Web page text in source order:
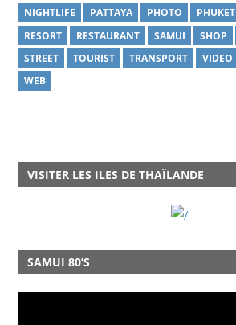
NIGHTLIFE
PATTAYA PHOTO PHUKET
RESORT
RESTAURANT SAMUI SHOP
STREET
TOURIST TRANSPORT VIDEO
WEB
VISITER LES ILES DE THAÏLANDE
SAMUI 80’S